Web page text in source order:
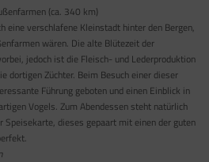
(ca. 340 km)
eine verschlafene Kleinstadt hinter den Bergen,
wären. Die alte Blütezeit der
jedoch ist die Fleisch- und Lederproduktion
dortigen Züchter. Beim Besuch einer dieser
Führung geboten und einen Einblick in
Vogels. Zum Abendessen steht natürlich
dieses gepaart mit einen der guten